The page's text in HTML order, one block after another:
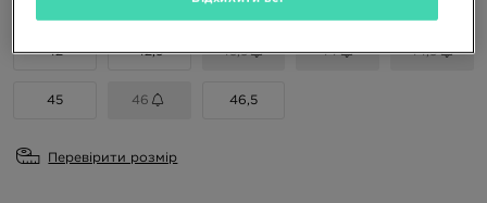
42 42,5 43,5 44 44,5
45 46 46,5
Перевірити розмір